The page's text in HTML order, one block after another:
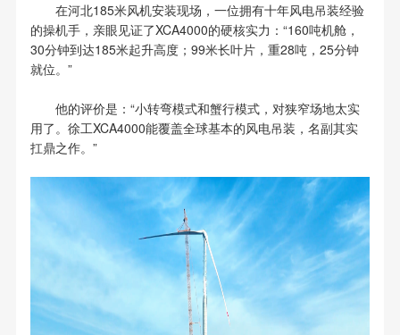
在河北185米风机安装现场，一位拥有十年风电吊装经验
的操机手，亲眼见证了XCA4000的硬核实力：“160吨机舱，
30分钟到达185米起升高度；99米长叶片，重28吨，25分钟
就位。”
他的评价是：“小转弯模式和蟹行模式，对狭窄场地太实
用了。徐工XCA4000能覆盖全球基本的风电吊装，名副其实
扛鼎之作。”